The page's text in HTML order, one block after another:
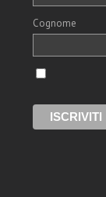
Cognome